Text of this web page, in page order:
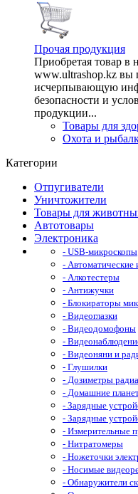
Прочая продукция
Приобретая товар в
www.ultrashop.kz вы
исчерпывающую
безопасности и
продукции...
Товары для
Охота и
Категории
Отпугиватели
Уничтожители
Товары для
Автотовары
Электроника
- USB-микроскопы
- Автоматические
- Алкотестеры
- Антижучки
- Блокираторы
- Видеоглазки
- Видеодомофоны
-
- Видеоняни и
- Глушилки
- Дозиметры
- Домашние
- Зарядные
- Зарядные
- Измерительные
- Нитратомеры
- Ножеточки
- Носимые
- Обнаружители